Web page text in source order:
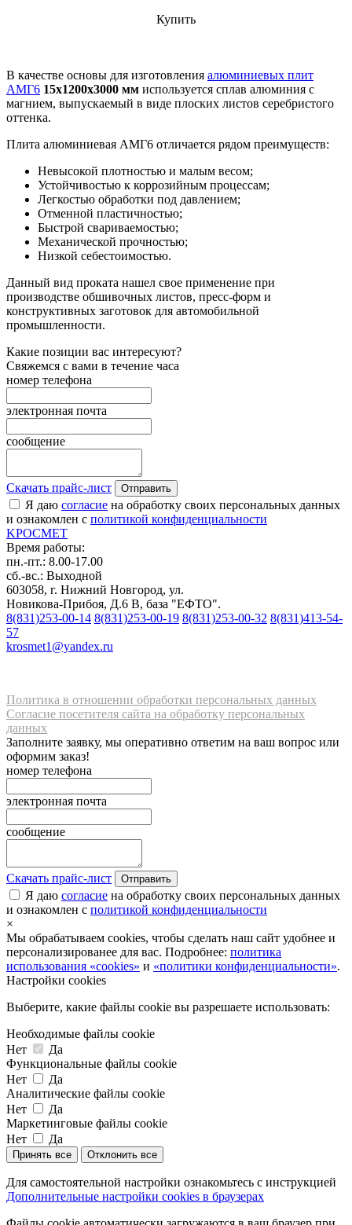
Купить
В качестве основы для изготовления алюминиевых плит
АМГ6 15х1200х3000 мм используется сплав алюминия с
магнием, выпускаемый в виде плоских листов серебристого
оттенка.
Плита алюминиевая АМГ6 отличается рядом преимуществ:
Невысокой плотностью и малым весом;
Устойчивостью к коррозийным процессам;
Легкостью обработки под давлением;
Отменной пластичностью;
Быстрой свариваемостью;
Механической прочностью;
Низкой себестоимостью.
Данный вид проката нашел свое применение при
производстве обшивочных листов, пресс-форм и
конструктивных заготовок для автомобильной
промышленности.
Какие позиции вас интересуют?
Свяжемся с вами в течение часа
номер телефона
электронная почта
сообщение
Скачать прайс-лист Отправить
Я даю согласие на обработку своих персональных данных
и ознакомлен с политикой конфиденциальности
KРОСМЕТ
Время работы:
пн.-пт.: 8.00-17.00
сб.-вс.: Выходной
603058, г. Нижний Новгород, ул.
Новикова-Прибоя, Д.6 В, база "ЕФТО".
8(831)253-00-14 8(831)253-00-19 8(831)253-00-32 8(831)413-54-
57
krosmet1@yandex.ru
Политика в отношении обработки персональных данных
Согласие посетителя сайта на обработку персональных
данных
Заполните заявку, мы оперативно ответим на ваш вопрос или
оформим заказ!
номер телефона
электронная почта
сообщение
Скачать прайс-лист Отправить
Я даю согласие на обработку своих персональных данных
и ознакомлен с политикой конфиденциальности
×
Мы обрабатываем cookies, чтобы сделать наш сайт удобнее и
персонализированее для вас. Подробнее: политика
использования «cookies» и «политики конфиденциальности».
Настройки cookies
Выберите, какие файлы cookie вы разрешаете использовать:
Необходимые файлы cookie
Нет
Да
Функциональные файлы cookie
Нет
Да
Аналитические файлы cookie
Нет
Да
Маркетинговые файлы cookie
Нет
Да
Принять все Отклонить все
Для самостоятельной настройки ознакомьтесь с инструкцией
Дополнительные настройки cookies в браузерах